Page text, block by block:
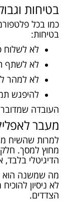
בטיחות
כמו בכל
בטיחות:
לא לשלוח
לא לשתף
לא למהר
להיפגש
העובדה שמדובר
מעבר
למרות שהשיח
מחוץ למסך.
הדיגיטלי בלבד,
מה שמשנה הוא
לא ניסיון
הצדדים.